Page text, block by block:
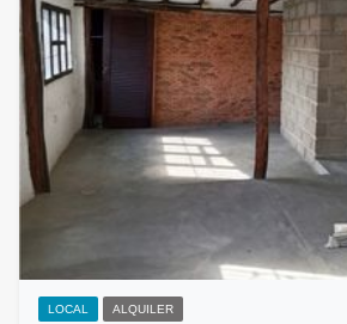
LOCAL ALQUILER